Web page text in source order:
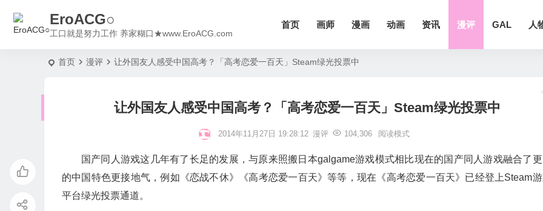
EroACG○
工口就是努力工作 养家糊口★www.EroACG.com
首页 画师 漫画 动画 资讯 漫评 GAL 人
首页 漫评 让外国友人感受中国高考？「高考恋爱一百天」Steam绿光投票中
让外国友人感受中国高考？「高考恋爱一百天」Steam绿光投票中
2014年11月27日 19:28:12 漫评 104,306 阅读模式
国产同人游戏这几年有了长足的发展，与原来照搬日本galgame游戏模式相比现在的国产同人游戏融合了
的中国特色更接地气，例如《恋战不休》《高考恋爱一百天》等等，现在《高考恋爱一百天》已经登上Steam
平台绿光投票通道。